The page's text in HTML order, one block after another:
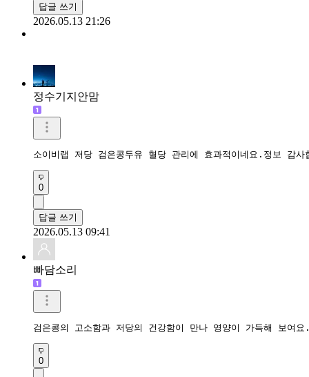
답글 쓰기
2026.05.13 21:26
정수기지안맘
소이비랩 저당 검은콩두유 혈당 관리에 효과적이네요.정보 감
0
답글 쓰기
2026.05.13 09:41
빠담소리
검은콩의 고소함과 저당의 건강함이 만나 영양이 가득해 보여
0